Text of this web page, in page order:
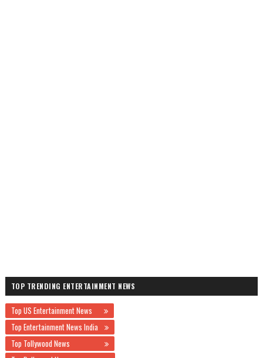
TOP TRENDING ENTERTAINMENT NEWS
Top US Entertainment News
Top Entertainment News India
Top Tollywood News